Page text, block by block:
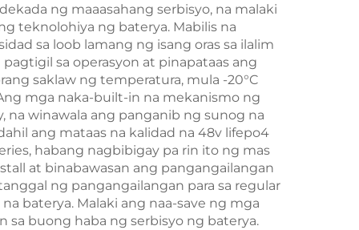
ng maaasahang serbisyo, na malaki
teknolohiya ng baterya. Mabilis na
sa loob lamang ng isang oras sa ilalim
sa operasyon at pinapataas ang
saklaw ng temperatura, mula -20°C
mga naka-built-in na mekanismo ng
na winawala ang panganib ng sunog na
ang mataas na kalidad na 48v lifepo4
habang nagbibigay pa rin ito ng mas
at binabawasan ang pangangailangan
ng pangangailangan para sa regular
baterya. Malaki ang naa-save ng mga
buong haba ng serbisyo ng baterya.